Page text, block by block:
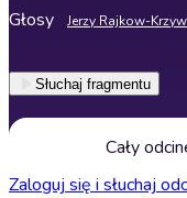
Głosy Jerzy Rajkow-
Słuchaj fragmentu
Cały
Zaloguj się i słuchaj